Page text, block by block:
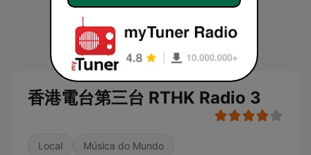
香港電台第三台 RTHK Radio 3
Local Música do Mundo